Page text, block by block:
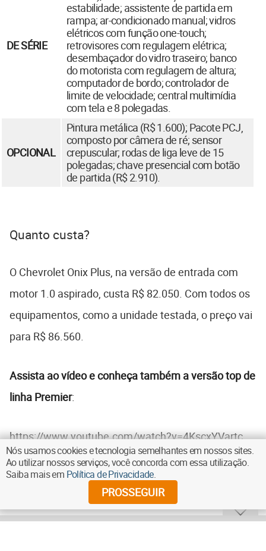
DE SÉRIE
estabilidade; assistente de partida em
rampa; ar-condicionado manual; vidros
elétricos com função one-touch;
retrovisores com regulagem elétrica;
desembaçador do vidro traseiro; banco
do motorista com regulagem de altura;
computador de bordo; controlador de
limite de velocidade; central multimídia
com tela e 8 polegadas.
OPCIONAL
Pintura metálica (R$ 1.600); Pacote PCJ,
composto por câmera de ré; sensor
crepuscular; rodas de liga leve de 15
polegadas; chave presencial com botão
de partida (R$ 2.910).
Quanto custa?
O Chevrolet Onix Plus, na versão de entrada com
motor 1.0 aspirado, custa R$ 82.050. Com todos os
equipamentos, como a unidade testada, o preço vai
para R$ 86.560.
Assista ao vídeo e conheça também a versão top de
linha Premier:
https://www.youtube.com/watch?v=4KscxYVartc
Acompanhe o VRUM também no YouTube!
Tags Manchete
Nós usamos cookies e tecnologia semelhantes em nossos sites.
Ao utilizar nossos serviços, você concorda com essa utilização.
Saiba mais em Política de Privacidade.
PROSSEGUIR